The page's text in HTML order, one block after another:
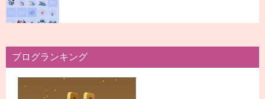
ブログランキング